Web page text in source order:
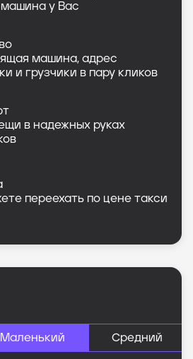
машина у Вас
машина, адрес
и грузчики в пару кликов
в надежных руках
переехать по цене такси
Маленький Средний